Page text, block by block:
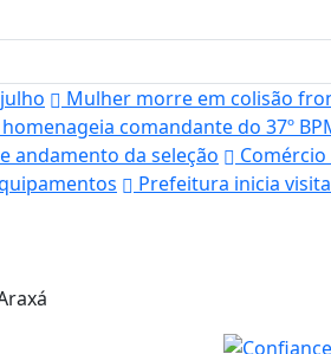
Mulher morre em colisão
comandante do 37º
andamento da seleção
Prefeitura inicia